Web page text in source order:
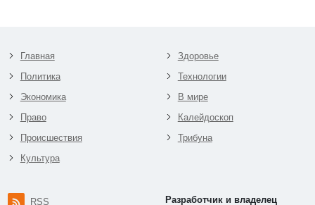
Главная
Политика
Экономика
Право
Происшествия
Культура
Здоровье
Технологии
В мире
Калейдоскоп
Трибуна
RSS Разработчик и владелец